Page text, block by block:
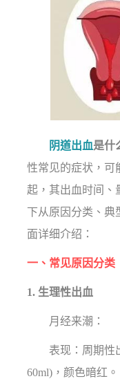
阴道出血是什
性常见的症状，可
起，其出血时间、
下从原因分类、典
面详细介绍：
一、常见原因分类
1. 生理性出血
月经来潮：
表现：周期性出
60ml)，颜色暗红。